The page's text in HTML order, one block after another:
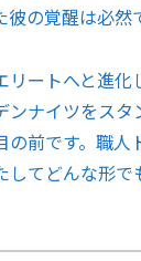
の覚醒は必然
リートへと進
ンナイツをス
の前です。職人
してどんな形